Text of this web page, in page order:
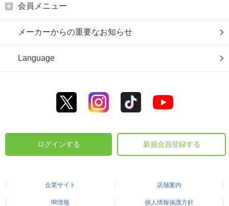
会員メニュー
メーカーからの重要なお知らせ
Language
ログインする 新規会員登録する
企業サイト 店舗案内
IR情報 個人情報保護方針